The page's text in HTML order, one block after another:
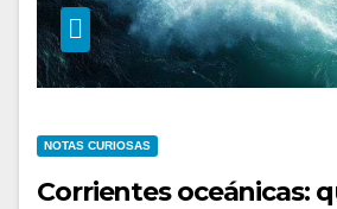
NOTAS CURIOSAS
Corrientes oceánicas: